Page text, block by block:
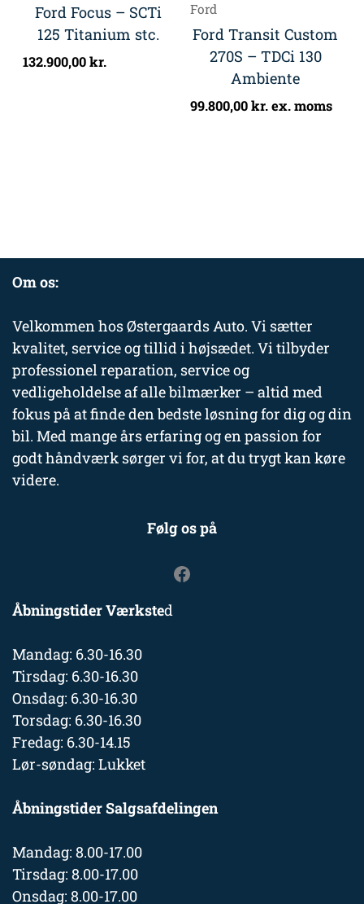
Ford Focus – SCTi
125 Titanium stc.
132.900,00kr.
Ford
Ford Transit Custom
270S – TDCi 130
Ambiente
99.800,00kr.ex. moms
Om os:
Velkommen hos Østergaards Auto. Vi sætter
kvalitet, service og tillid i højsædet. Vi tilbyder
professionel reparation, service og
vedligeholdelse af alle bilmærker – altid med
fokus på at finde den bedste løsning for dig og din
bil. Med mange års erfaring og en passion for
godt håndværk sørger vi for, at du trygt kan køre
videre.
Følg os på
Åbningstider Værksted
Mandag: 6.30-16.30
Tirsdag: 6.30-16.30
Onsdag: 6.30-16.30
Torsdag: 6.30-16.30
Fredag: 6.30-14.15
Lør-søndag: Lukket
Åbningstider Salgsafdelingen
Mandag: 8.00-17.00
Tirsdag: 8.00-17.00
Onsdag: 8.00-17.00